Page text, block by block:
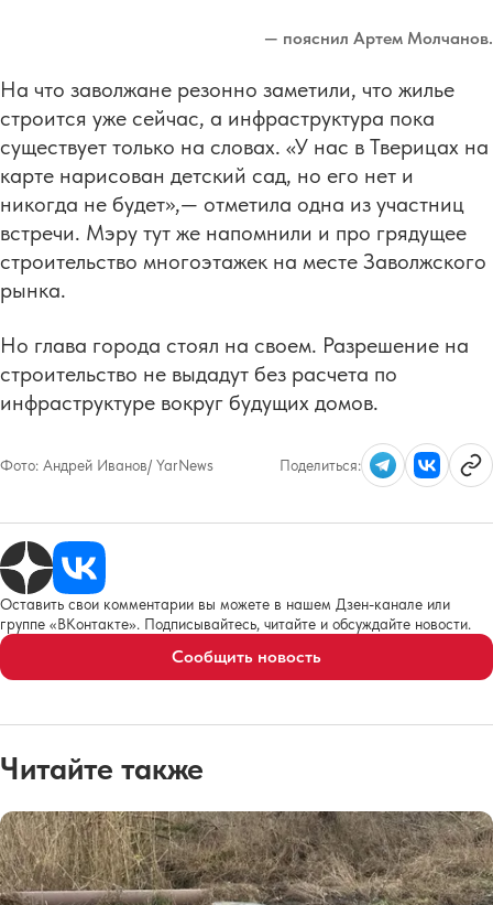
— пояснил Артем Молчанов.
На что заволжане резонно заметили, что жилье
строится уже сейчас, а инфраструктура пока
существует только на словах. «У нас в Тверицах на
карте нарисован детский сад, но его нет и
никогда не будет»,— отметила одна из участниц
встречи. Мэру тут же напомнили и про грядущее
строительство многоэтажек на месте Заволжского
рынка.
Но глава города стоял на своем. Разрешение на
строительство не выдадут без расчета по
инфраструктуре вокруг будущих домов.
Фото: Андрей Иванов/ YarNews Поделиться:
Оставить свои комментарии вы можете в нашем Дзен-канале или
группе «ВКонтакте». Подписывайтесь, читайте и обсуждайте новости.
Сообщить новость
Читайте также